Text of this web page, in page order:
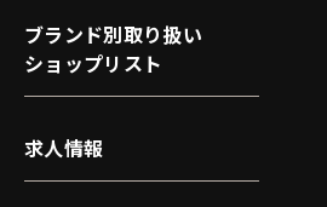
ブランド別取り扱い
ショップリスト
求人情報